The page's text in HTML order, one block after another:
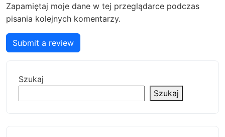
Zapamiętaj moje dane w tej przeglądarce podczas
pisania kolejnych komentarzy.
Submit a review
Szukaj
Szukaj